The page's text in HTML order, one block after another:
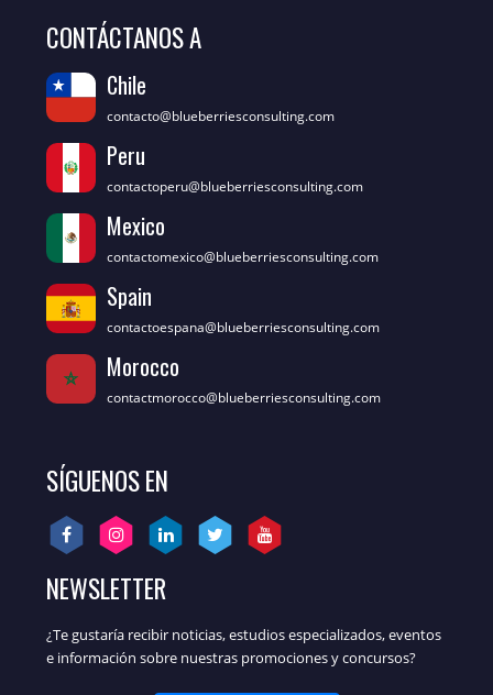
CONTÁCTANOS A
Chile
contacto@blueberriesconsulting.com
Peru
contactoperu@blueberriesconsulting.com
Mexico
contactomexico@blueberriesconsulting.com
Spain
contactoespana@blueberriesconsulting.com
Morocco
contactmorocco@blueberriesconsulting.com
SÍGUENOS EN
NEWSLETTER
¿Te gustaría recibir noticias, estudios especializados, eventos
e información sobre nuestras promociones y concursos?